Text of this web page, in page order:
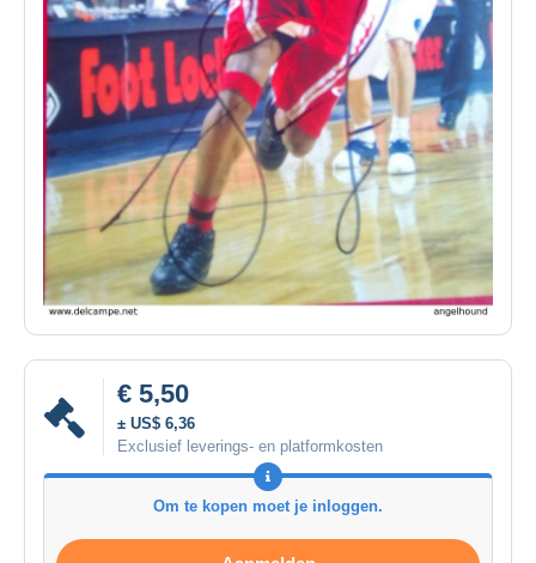
€ 5,50
± US$ 6,36
Exclusief leverings- en platformkosten
Om te kopen moet je inloggen.